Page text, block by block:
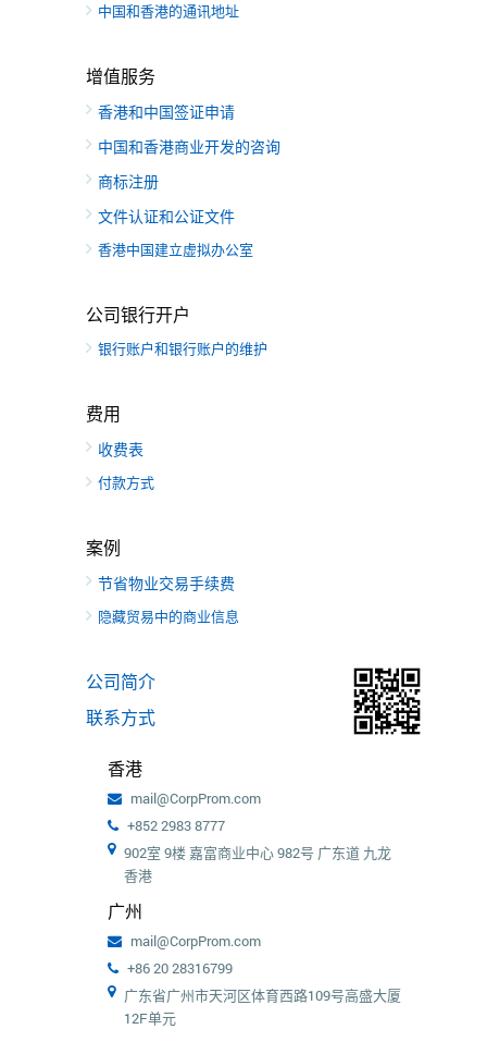
中国和香港的通讯地址
增值服务
香港和中国签证申请
中国和香港商业开发的咨询
商标注册
文件认证和公证文件
香港中国建立虚拟办公室
公司银行开户
银行账户和银行账户的维护
费用
收费表
付款方式
案例
节省物业交易手续费
隐藏贸易中的商业信息
公司简介
联系方式
香港
mail@CorpProm.com
+852 2983 8777
902室 9楼 嘉富商业中心 982号 广东道 九龙
香港
广州
mail@CorpProm.com
+86 20 28316799
广东省广州市天河区体育西路109号高盛大厦
12F单元